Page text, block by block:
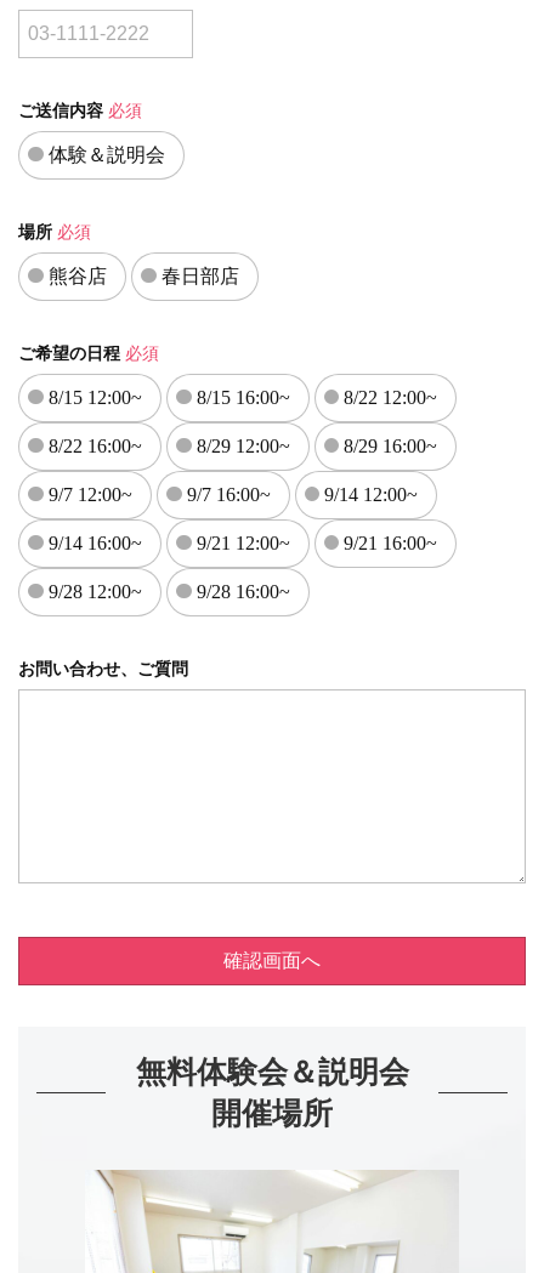
ご送信内容 必須
体験＆説明会
場所 必須
熊谷店 春日部店
ご希望の日程 必須
8/15 12:00~ 8/15 16:00~ 8/22 12:00~
8/22 16:00~ 8/29 12:00~ 8/29 16:00~
9/7 12:00~ 9/7 16:00~ 9/14 12:00~
9/14 16:00~ 9/21 12:00~ 9/21 16:00~
9/28 12:00~ 9/28 16:00~
お問い合わせ、ご質問
確認画面へ
無料体験会＆説明会
開催場所